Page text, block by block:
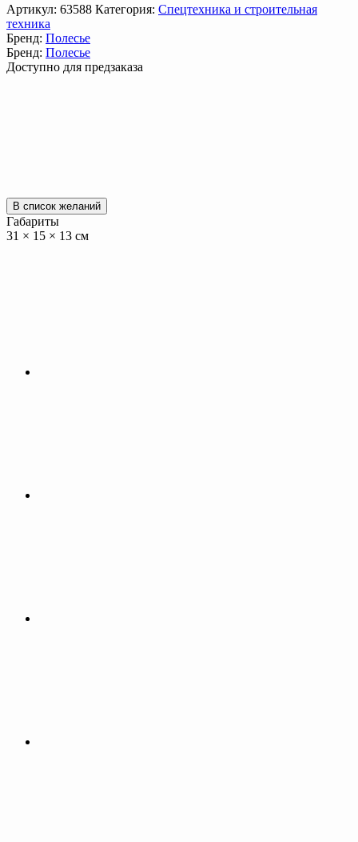
Артикул: 63588 Категория: Спецтехника и строительная
техника
Бренд: Полесье
Бренд: Полесье
Доступно для предзаказа
В список желаний
Габариты
31 × 15 × 13 см